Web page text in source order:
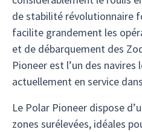
de stabilité révolutionnaire
facilite grandement les
et de débarquement des
Pioneer est l’un des navires
actuellement en service
Le Polar Pioneer dispose
zones surélevées, idéales